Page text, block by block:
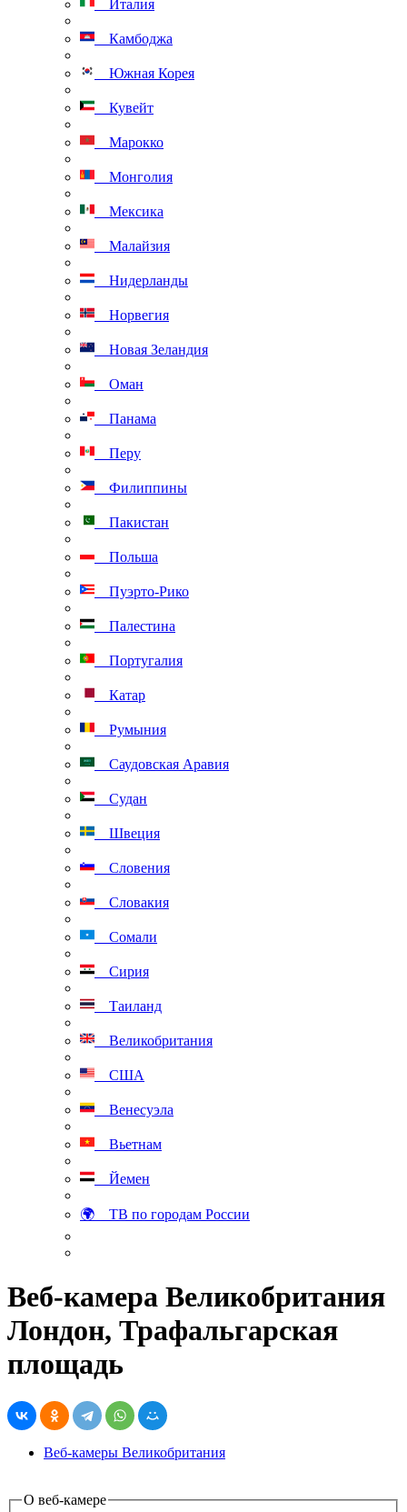
Италия
Камбоджа
Южная Корея
Кувейт
Марокко
Монголия
Мексика
Малайзия
Нидерланды
Норвегия
Новая Зеландия
Оман
Панама
Перу
Филиппины
Пакистан
Польша
Пуэрто-Рико
Палестина
Португалия
Катар
Румыния
Саудовская Аравия
Судан
Швеция
Словения
Словакия
Сомали
Сирия
Таиланд
Великобритания
США
Венесуэла
Вьетнам
Йемен
🌍 ТВ по городам России
Веб-камера Великобритания
Лондон, Трафальгарская
площадь
Веб-камеры Великобритания
О веб-камере